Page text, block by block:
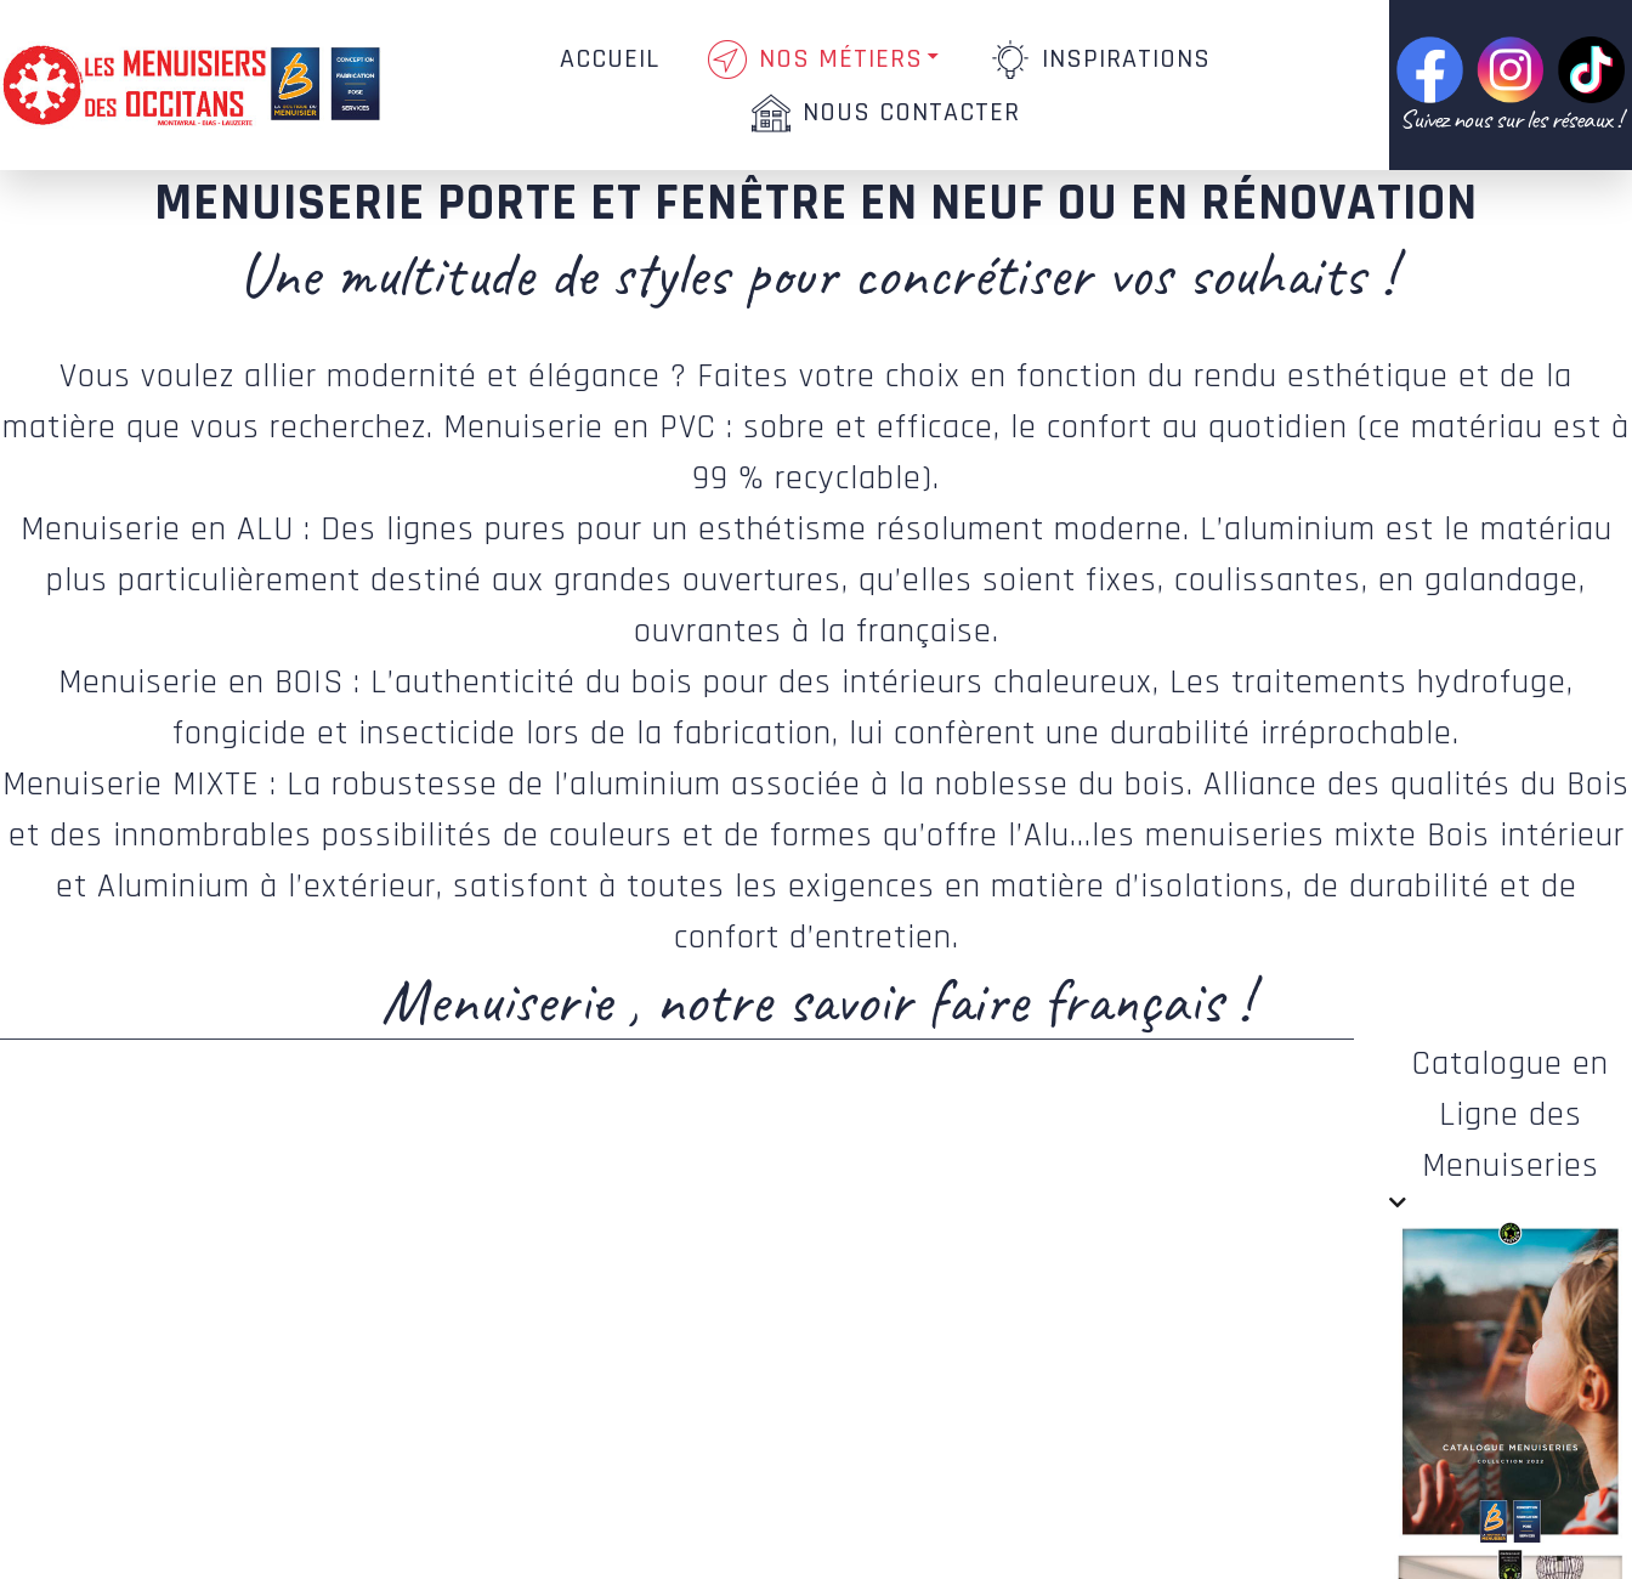
ACCUEIL NOS MÉTIERS
INSPIRATIONS
NOUS CONTACTER
Suivez nous sur les réseaux !
MENUISERIE PORTE ET FENÊTRE EN NEUF OU EN RÉNOVATION
Une multitude de styles pour concrétiser vos souhaits !
Vous voulez allier modernité et élégance ? Faites votre choix en fonction du rendu esthétique et de la
matière que vous recherchez. Menuiserie en PVC : sobre et efficace, le confort au quotidien (ce matériau est à
99 % recyclable).
Menuiserie en ALU : Des lignes pures pour un esthétisme résolument moderne. L’aluminium est le matériau
plus particulièrement destiné aux grandes ouvertures, qu’elles soient fixes, coulissantes, en galandage,
ouvrantes à la française.
Menuiserie en BOIS : L’authenticité du bois pour des intérieurs chaleureux, Les traitements hydrofuge,
fongicide et insecticide lors de la fabrication, lui confèrent une durabilité irréprochable.
Menuiserie MIXTE : La robustesse de l’aluminium associée à la noblesse du bois. Alliance des qualités du Bois
et des innombrables possibilités de couleurs et de formes qu’offre l’Alu…les menuiseries mixte Bois intérieur
et Aluminium à l’extérieur, satisfont à toutes les exigences en matière d’isolations, de durabilité et de
confort d’entretien.
Menuiserie , notre savoir faire français !
Catalogue en
Ligne des
Menuiseries